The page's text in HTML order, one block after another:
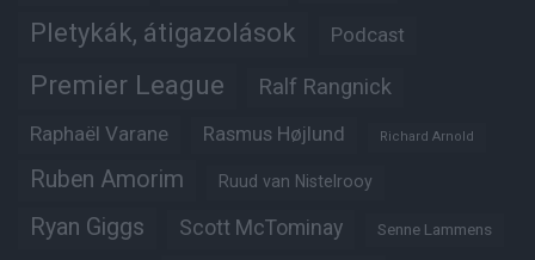
Pletykák, átigazolások Podcast
Premier League Ralf Rangnick
Raphaël Varane Rasmus Højlund Richard Arnold
Ruben Amorim Ruud van Nistelrooy
Ryan Giggs Scott McTominay Senne Lammens